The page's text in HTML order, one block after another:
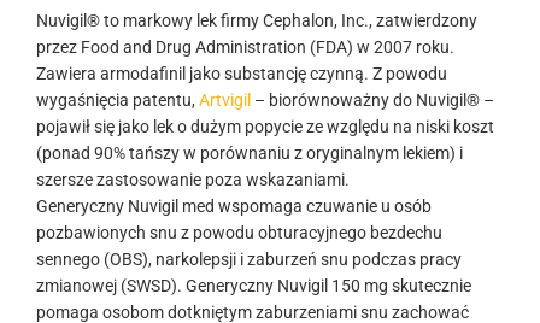
Nuvigil® to markowy lek firmy Cephalon, Inc., zatwierdzony
przez Food and Drug Administration (FDA) w 2007 roku.
Zawiera armodafinil jako substancję czynną. Z powodu
wygaśnięcia patentu, Artvigil – biorównoważny do Nuvigil® –
pojawił się jako lek o dużym popycie ze względu na niski koszt
(ponad 90% tańszy w porównaniu z oryginalnym lekiem) i
szersze zastosowanie poza wskazaniami.
Generyczny Nuvigil med wspomaga czuwanie u osób
pozbawionych snu z powodu obturacyjnego bezdechu
sennego (OBS), narkolepsji i zaburzeń snu podczas pracy
zmianowej (SWSD). Generyczny Nuvigil 150 mg skutecznie
pomaga osobom dotkniętym zaburzeniami snu zachować